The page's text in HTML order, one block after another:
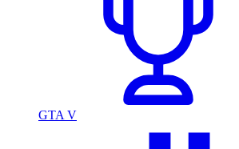
GTA V